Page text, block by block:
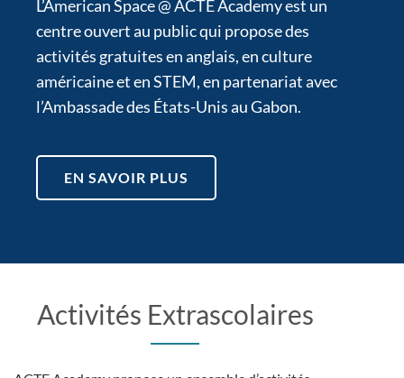
L’American Space @ ACTE Academy est un
centre ouvert au public qui propose des
activités gratuites en anglais, en culture
américaine et en STEM, en partenariat avec
l’Ambassade des États-Unis au Gabon.
EN SAVOIR PLUS
Activités Extrascolaires